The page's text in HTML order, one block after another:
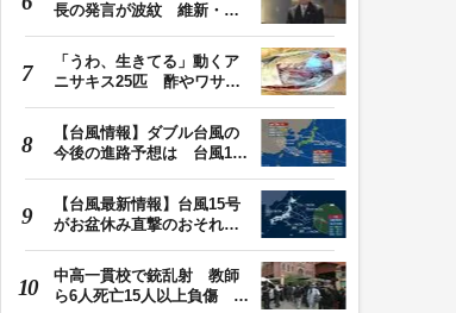
長の発言が波紋 維新・吉
「うわ、生きてる」動くア
ニサキス25匹 酢やワサビ
【台風情報】ダブル台風の
今後の進路予想は 台風13
【台風最新情報】台風15号
がお盆休み直撃のおそれ
中高一貫校で銃乱射 教師
ら6人死亡15人以上負傷 容